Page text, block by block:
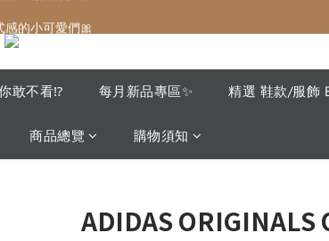
不需要再解釋🔥
感的小可愛們🎀
敢不看⁉️ 每月新品專區✨ 精選 鞋款/服飾
商品總覽 購物須知
ADIDAS ORIGINALS